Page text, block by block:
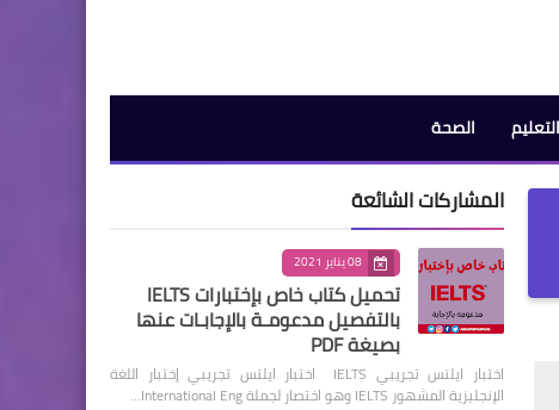
التعليم الصحة
المشاركات الشائعة
08 يناير 2021
تحميل كتاب خاص بإختبارات IELTS
بالتفصيل مدعومـة بالإجابـات عنها
بصيغة PDF
اختبار ايلتس تجريبي IELTS اختبار ايلتس تجريبي إختبار اللغة
الإنجليزية المشهور IELTS وهو اختصار لجملة International Eng…